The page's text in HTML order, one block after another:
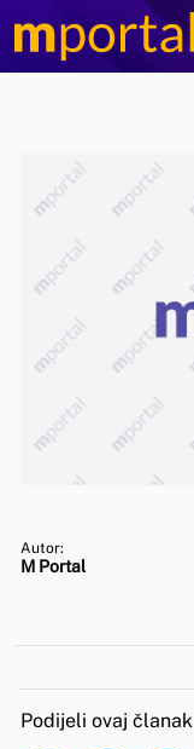
Autor:
M Portal
Podijeli ovaj članak